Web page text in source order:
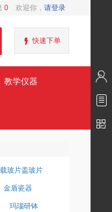
欢迎你， 请登录
0
教学仪器
快速下单
玻片盖玻片
金盾瓷器
玛瑙研钵